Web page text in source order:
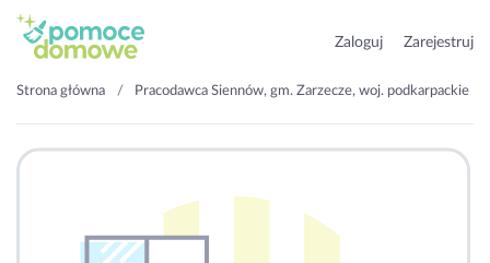
Zaloguj Zarejestruj
Strona główna Pracodawca Siennów, gm. Zarzecze, woj. podkarpackie